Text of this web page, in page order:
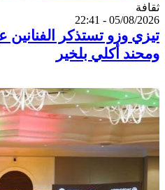
Catégorie
ثقافة
05/08/2026 - 22:41
تيزي وزو تستذكر
ومحند أكلي بلخير